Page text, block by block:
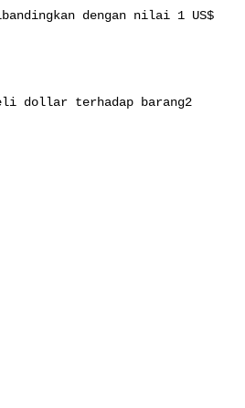
dengan nilai 1 US$
dollar terhadap barang2